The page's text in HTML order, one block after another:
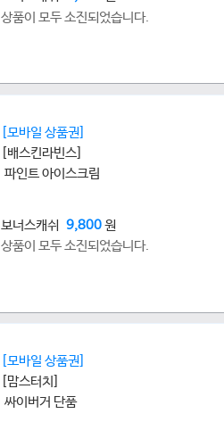
상품이 모두 소진되었습니다.
[모바일 상품권]
[배스킨라빈스]
파인트 아이스크림
보너스캐쉬 9,800원
상품이 모두 소진되었습니다.
[모바일 상품권]
[맘스터치]
싸이버거 단품